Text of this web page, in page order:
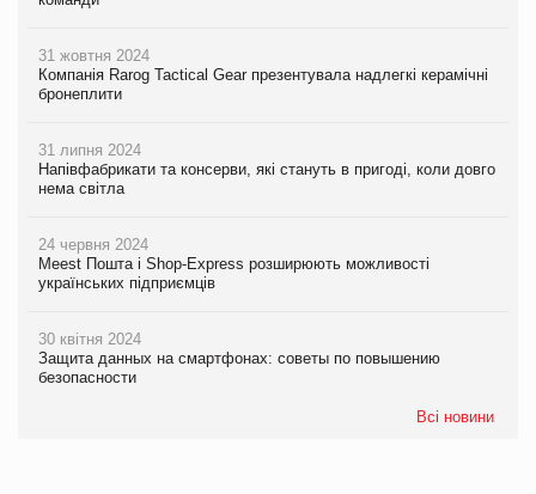
31 жовтня 2024
Компанія Rarog Tactical Gear презентувала надлегкі керамічні
бронеплити
31 липня 2024
Напівфабрикати та консерви, які стануть в пригоді, коли довго
нема світла
24 червня 2024
Meest Пошта і Shop-Express розширюють можливості
українських підприємців
30 квітня 2024
Защита данных на смартфонах: советы по повышению
безопасности
Всі новини